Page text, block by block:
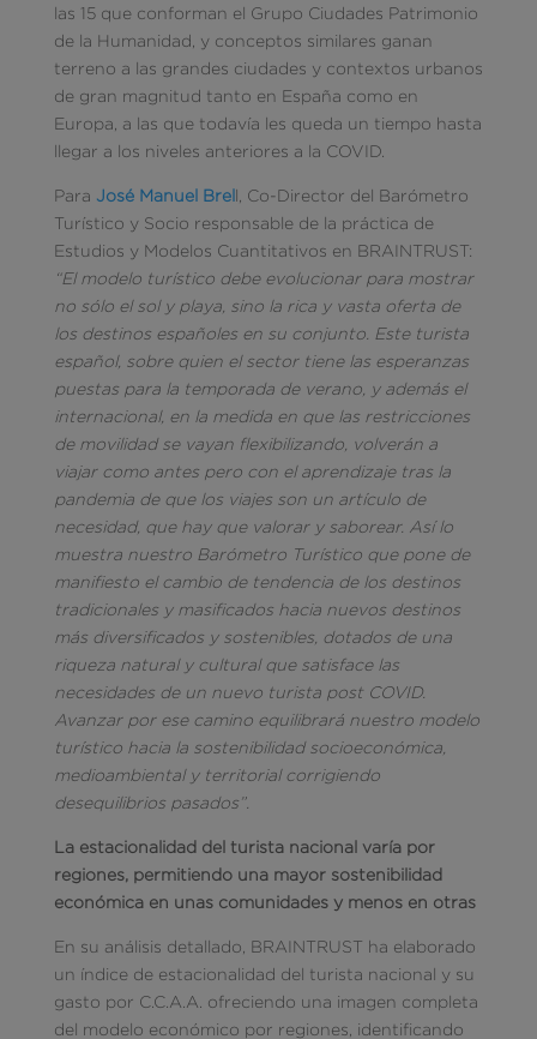
las 15 que conforman el Grupo Ciudades Patrimonio
de la Humanidad, y conceptos similares ganan
terreno a las grandes ciudades y contextos urbanos
de gran magnitud tanto en España como en
Europa, a las que todavía les queda un tiempo hasta
llegar a los niveles anteriores a la COVID.
Para José Manuel Brel l, Co-Director del Barómetro
Turístico y Socio responsable de la práctica de
Estudios y Modelos Cuantitativos en BRAINTRUST:
“El modelo turístico debe evolucionar para mostrar
no sólo el sol y playa, sino la rica y vasta oferta de
los destinos españoles en su conjunto. Este turista
español, sobre quien el sector tiene las esperanzas
puestas para la temporada de verano, y además el
internacional, en la medida en que las restricciones
de movilidad se vayan flexibilizando, volverán a
viajar como antes pero con el aprendizaje tras la
pandemia de que los viajes son un artículo de
necesidad, que hay que valorar y saborear. Así lo
muestra nuestro Barómetro Turístico que pone de
manifiesto el cambio de tendencia de los destinos
tradicionales y masificados hacia nuevos destinos
más diversificados y sostenibles, dotados de una
riqueza natural y cultural que satisface las
necesidades de un nuevo turista post COVID.
Avanzar por ese camino equilibrará nuestro modelo
turístico hacia la sostenibilidad socioeconómica,
medioambiental y territorial corrigiendo
desequilibrios pasados”.
La estacionalidad del turista nacional varía por
regiones, permitiendo una mayor sostenibilidad
económica en unas comunidades y menos en otras
En su análisis detallado, BRAINTRUST ha elaborado
un índice de estacionalidad del turista nacional y su
gasto por C.C.A.A. ofreciendo una imagen completa
del modelo económico por regiones, identificando